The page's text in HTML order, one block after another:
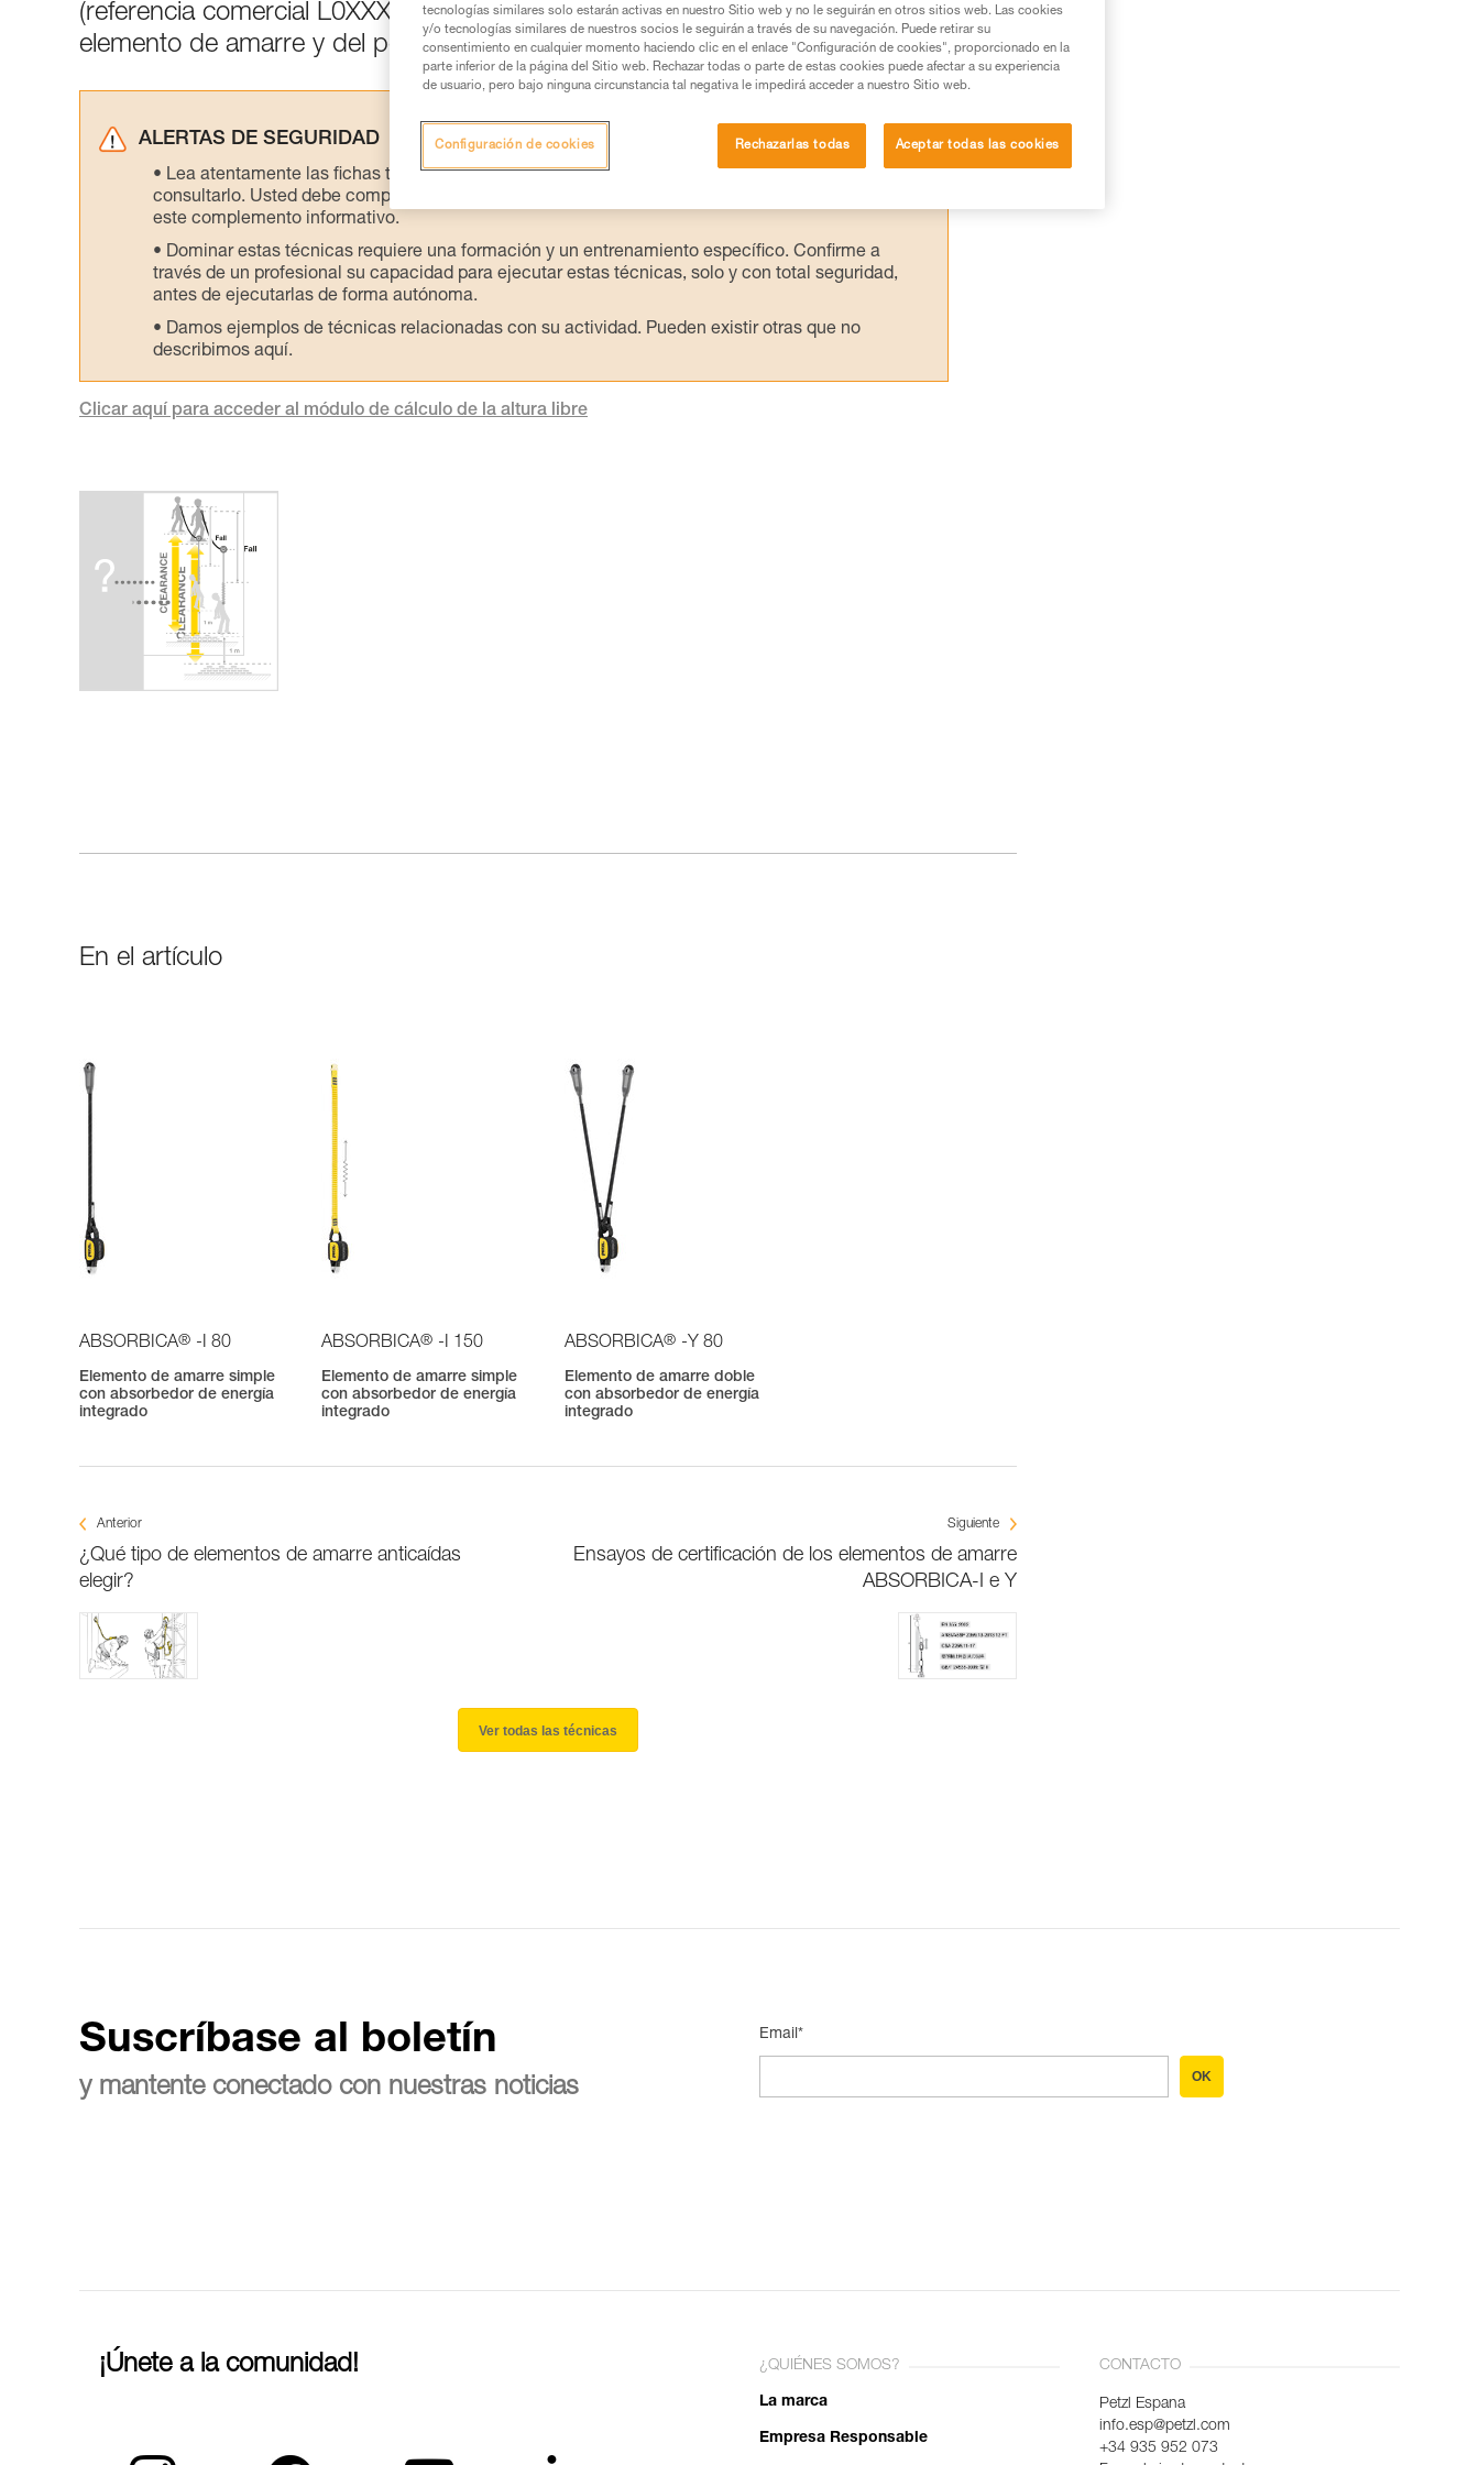
(referencia comercial L0XXXXXX). El cálculo se realiza a partir de la longitud del
elemento de amarre y del peso del usuario.
ALERTAS DE SEGURIDAD
Lea atentamente las fichas técnicas de los productos utilizados en este consejo antes de
consultarlo. Usted debe comprender la información de la ficha técnica para poder comprender
este complemento informativo.
Dominar estas técnicas requiere una formación y un entrenamiento específico. Confirme a
través de un profesional su capacidad para ejecutar estas técnicas, solo y con total seguridad,
antes de ejecutarlas de forma autónoma.
Damos ejemplos de técnicas relacionadas con su actividad. Pueden existir otras que no
describimos aquí.
Clicar aquí para acceder al módulo de cálculo de la altura libre
En el artículo
ABSORBICA® -I 80
Elemento de amarre simple
con absorbedor de energía
integrado
ABSORBICA® -I 150
Elemento de amarre simple
con absorbedor de energía
integrado
ABSORBICA® -Y 80
Elemento de amarre doble
con absorbedor de energía
integrado
Anterior
¿Qué tipo de elementos de amarre anticaídas
elegir?
Siguiente
Ensayos de certificación de los elementos de amarre
ABSORBICA-I e Y
Ver todas las técnicas
Suscríbase al boletín
y mantente conectado con nuestras noticias
Email*
OK
¡Únete a la comunidad! ¿QUIÉNES SOMOS?
La marca
Empresa Responsable
CONTACTO
Petzl Espana
info.esp@petzl.com
+34 935 952 073
tecnologías similares solo estarán activas en nuestro Sitio web y no le seguirán en otros sitios web. Las cookies
y/o tecnologías similares de nuestros socios le seguirán a través de su navegación. Puede retirar su
consentimiento en cualquier momento haciendo clic en el enlace "Configuración de cookies", proporcionado en la
parte inferior de la página del Sitio web. Rechazar todas o parte de estas cookies puede afectar a su experiencia
de usuario, pero bajo ninguna circunstancia tal negativa le impedirá acceder a nuestro Sitio web.
Rechazarlas todas Aceptar todas las cookies
Configuración de cookies